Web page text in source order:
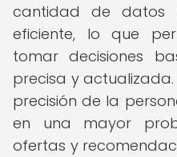
cantidad de datos
eficiente, lo que
tomar decisiones
precisa y
precisión de la
en una mayor
ofertas y